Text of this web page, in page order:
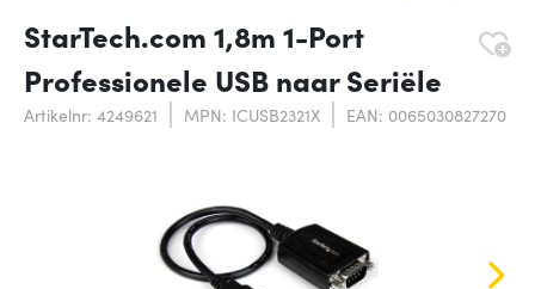
StarTech.com 1,8m 1-Port
Professionele USB naar Seriële
Artikelnr: 4249621 MPN: ICUSB2321X EAN: 0065030827270